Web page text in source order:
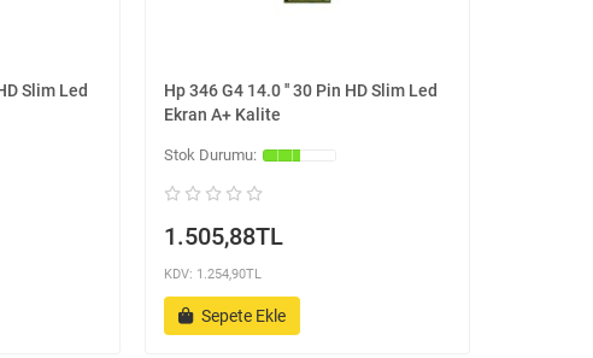
Slim Led
Hp 346 G4 14.0 '' 30 Pin HD Slim Led
Ekran A+ Kalite
1.505,88TL
KDV: 1.254,90TL
Sepete Ekle